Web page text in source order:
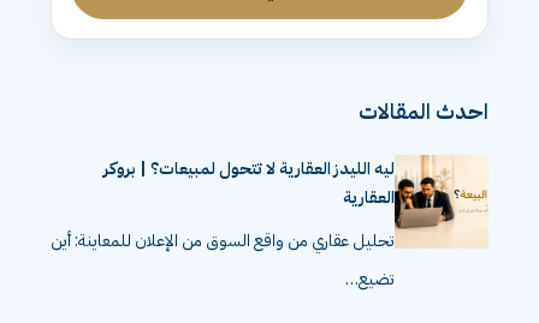
احدث المقالات
ليه الليدز العقارية لا تتحول لمبيعات؟ | بروكر
العقارية
تحليل عقاري من واقع السوق من الإعلان للمعاينة: أين
تضيع…